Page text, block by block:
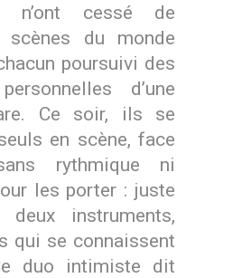
n’ont cessé de
du monde
poursuivi des
d’une
Ce soir, ils se
en scène, face
rythmique ni
les porter : juste
deux instruments,
qui se connaissent
duo intimiste dit